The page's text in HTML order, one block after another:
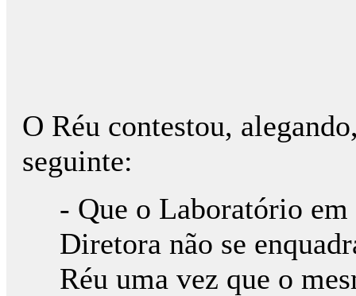
O Réu contestou,
seguinte:
- Que o Laboratório
Diretora não se
Réu uma vez que o